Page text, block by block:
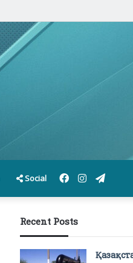
Social Instagram
Facebook
Recent Posts